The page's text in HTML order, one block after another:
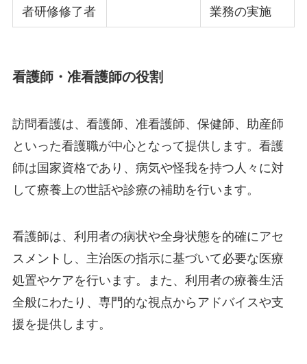
者研修修了者
業務の実施
看護師・准看護師の役割
訪問看護は、看護師、准看護師、保健師、助産師
といった看護職が中心となって提供します。看護
師は国家資格であり、病気や怪我を持つ人々に対
して療養上の世話や診療の補助を行います。
看護師は、利用者の病状や全身状態を的確にアセ
スメントし、主治医の指示に基づいて必要な医療
処置やケアを行います。また、利用者の療養生活
全般にわたり、専門的な視点からアドバイスや支
援を提供します。